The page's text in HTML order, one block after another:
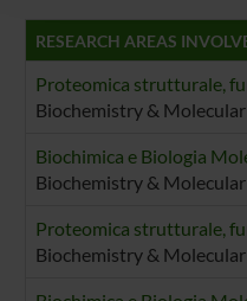
raccolto dal tuo utilizzo
RESEARCH AREAS
Proteomica strutturale,
Biochemistry &
Biochimica e Biologia
Biochemistry &
Proteomica strutturale,
Biochemistry &